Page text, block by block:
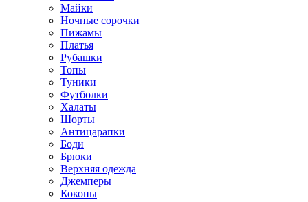
Майки
Ночные сорочки
Пижамы
Платья
Рубашки
Топы
Туники
Футболки
Халаты
Шорты
Антицарапки
Боди
Брюки
Верхняя одежда
Джемперы
Коконы